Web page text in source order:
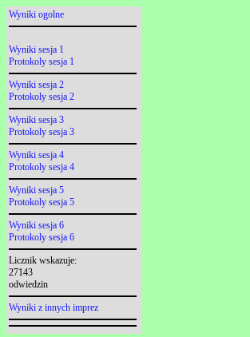
Wyniki ogolne
Wyniki sesja 1
Protokoly sesja 1
Wyniki sesja 2
Protokoly sesja 2
Wyniki sesja 3
Protokoly sesja 3
Wyniki sesja 4
Protokoly sesja 4
Wyniki sesja 5
Protokoly sesja 5
Wyniki sesja 6
Protokoly sesja 6
Licznik wskazuje:
27143
odwiedzin
Wyniki z innych imprez